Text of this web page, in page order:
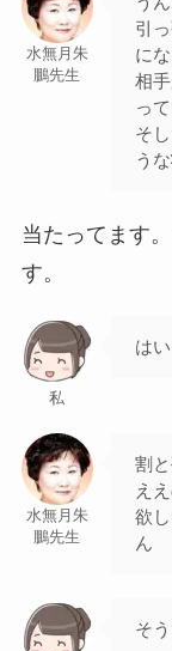
水無月朱
鵬先生
引
に
相
っ
そ
う
当たってます
す。
私
はい
水無月朱
鵬先生
割
ええ
欲
ん
そ